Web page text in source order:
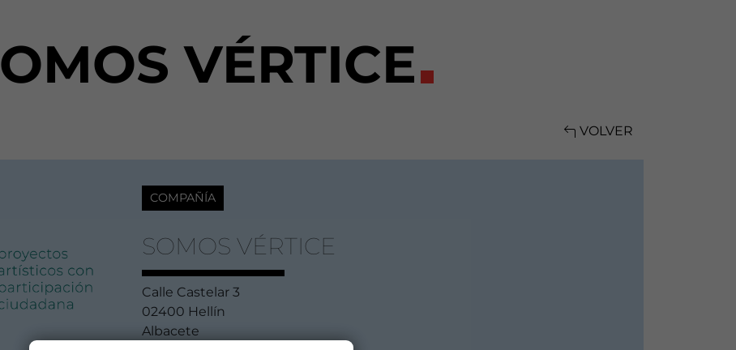
VÉRTICE
VOLVER
COMPAÑÍA
SOMOS VÉRTICE
Calle Castelar 3
02400 Hellín
Albacete